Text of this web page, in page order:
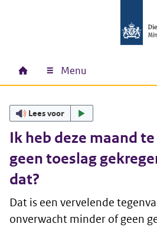
Hoofdnavigatie
Home Menu
Lees voor
Ik heb deze maand
geen toeslag
dat?
Dat is een vervelende
onverwacht minder of geen